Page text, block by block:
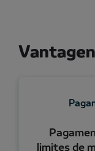
limites de